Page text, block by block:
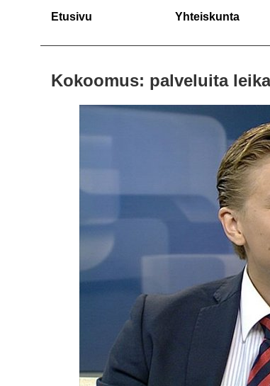
Etusivu Yhteiskunta
Kokoomus: palveluita